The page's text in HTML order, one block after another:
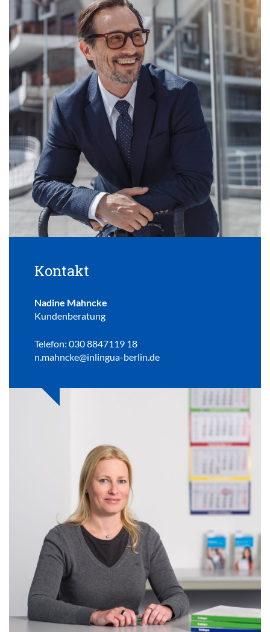
Kontakt
Nadine Mahncke
Kundenberatung
Telefon: 030 8847119 18
n.mahncke@inlingua-berlin.de